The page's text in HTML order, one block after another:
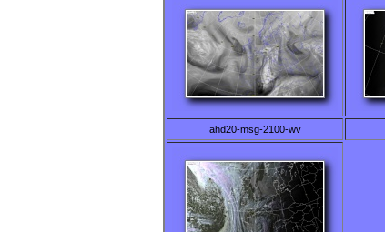
ahd20-msg-2100-wv